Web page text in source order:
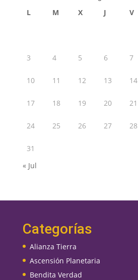
L M X J V
3 4 5 6 7
10 11 12 13 14
17 18 19 20 21
24 25 26 27 28
31
« Jul
Categorías
Alianza Tierra
Ascensión Planetaria
Bendita Verdad